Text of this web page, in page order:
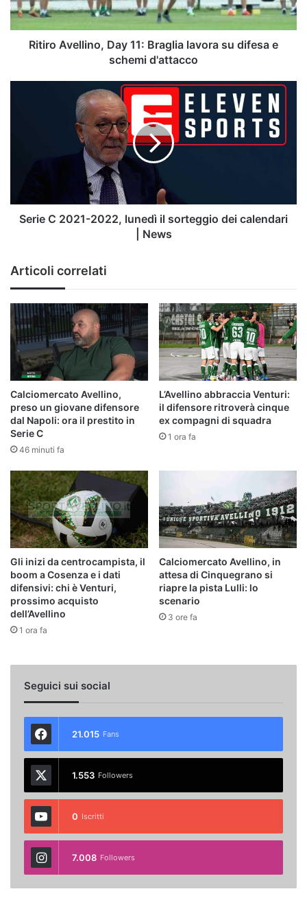
difesa
e
schemiRitiro Avellino, Day 11: Braglia lavora su difesa e
schemi d'attacco
sorteggio
calendari
Serie C 2021-2022, lunedì il sorteggio dei calendari
| News
Articoli correlati
Calciomercato Avellino,
preso un giovane difensore
dal Napoli: ora il prestito in
Serie C
46 minuti fa
L’Avellino abbraccia Venturi:
il difensore ritroverà cinque
ex compagni di squadra
1 ora fa
Gli inizi da centrocampista, il
boom a Cosenza e i dati
difensivi: chi è Venturi,
prossimo acquisto
dell’Avellino
1 ora fa
Calciomercato Avellino, in
attesa di Cinquegrano si
riapre la pista Lulli: lo
scenario
3 ore fa
Seguici sui social
21.015 Fans
1.553 Followers
0 Iscritti
7.008 Followers